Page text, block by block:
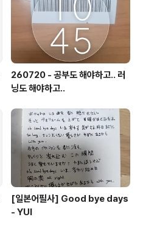
260720 - 공부도 해야하고.. 러
닝도 해야하고..
[일본어필사] Good bye days
- YUI